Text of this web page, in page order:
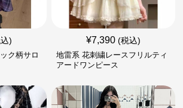
)
ク柄サロ
¥7,390 (税込)
地雷系 花刺繍レースフリルティ
アードワンピース